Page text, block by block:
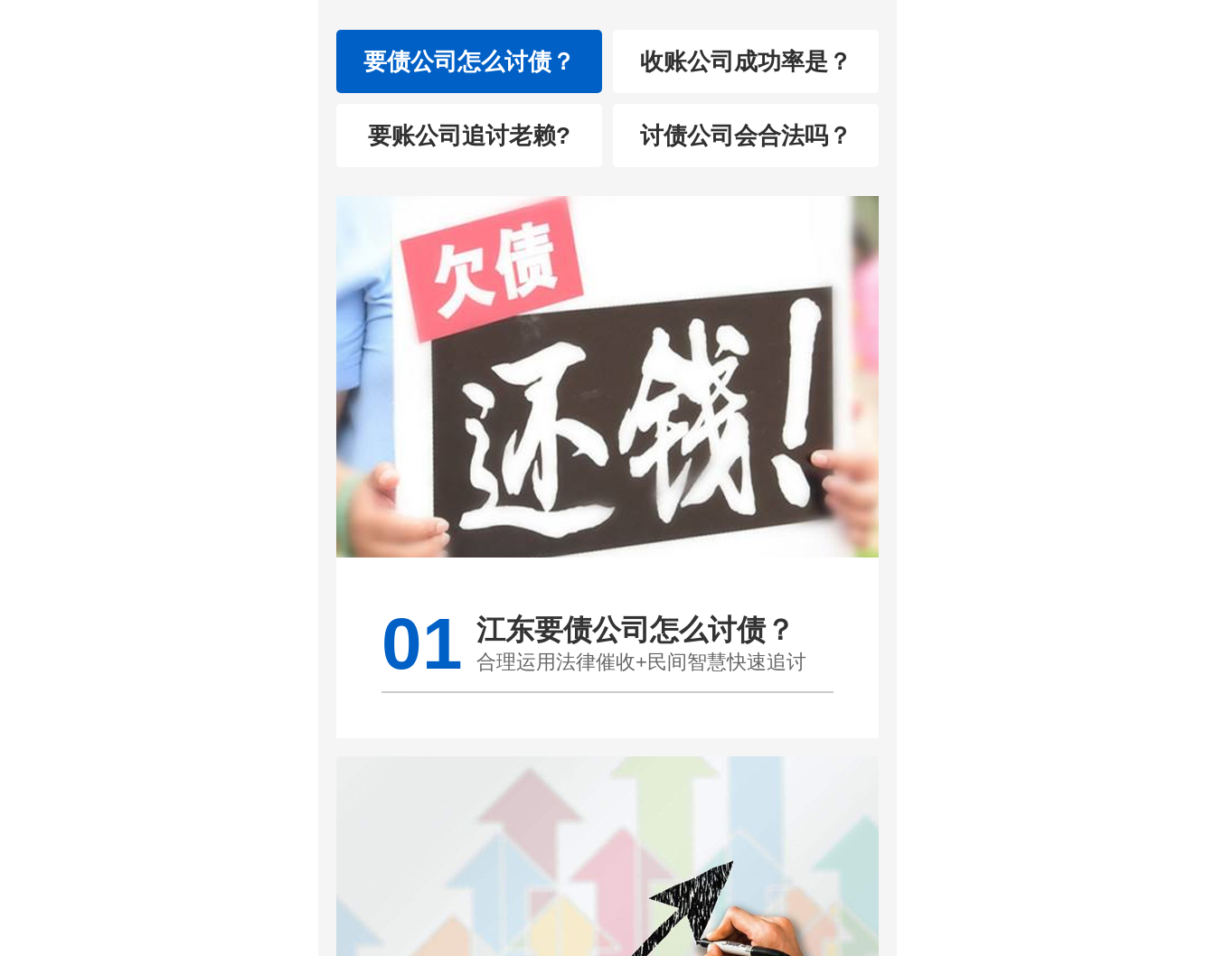
要债公司怎么讨债？ 收账公司成功率是？
要账公司追讨老赖? 讨债公司会合法吗？
01 江东要债公司怎么讨债？
合理运用法律催收+民间智慧快速追讨